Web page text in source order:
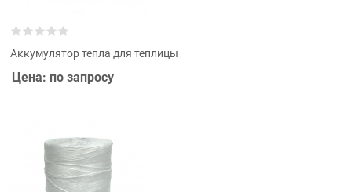
Аккумулятор тепла для теплицы
Цена: по запросу